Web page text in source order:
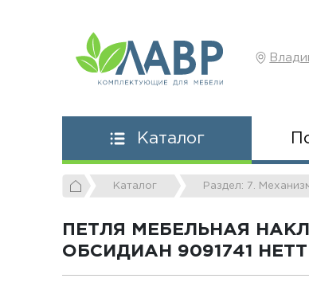
Каталог
Каталог Раздел: 7.
ПЕТЛЯ МЕБЕЛЬНАЯ
ОБСИДИАН 9091741